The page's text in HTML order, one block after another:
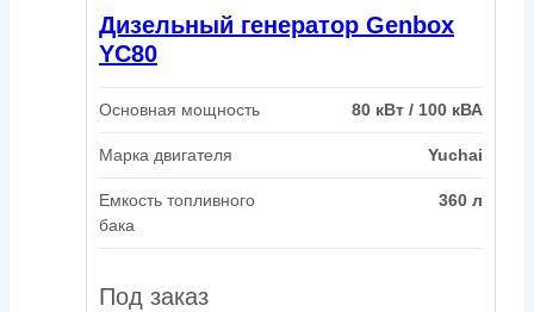
Дизельный генератор Genbox
YC80
Основная мощность 80 кВт / 100 кВА
Марка двигателя Yuchai
Емкость топливного
бака
360 л
Под заказ